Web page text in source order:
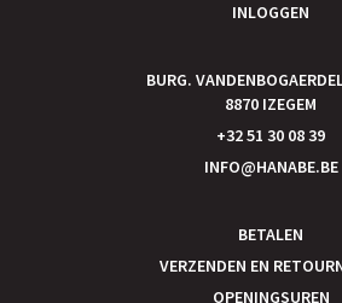
INLOGGEN
BURG.
8870 IZEGEM
+32 51 30 08 39
INFO@HANABE.BE
BETALEN
VERZENDEN EN
OPENINGSUREN